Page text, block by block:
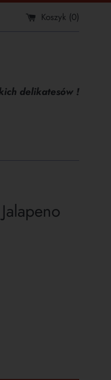
Koszyk (0)
delikatesów !